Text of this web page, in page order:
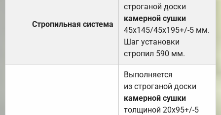
Стропильная система
строганой доски
камерной сушки
45х145/45х195+/-5 мм.
Шаг установки
стропил 590 мм.
Выполняется
из строганой доски
камерной сушки
толщиной 20х95+/-5